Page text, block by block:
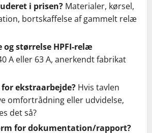
i prisen? Materialer, kørsel,
bortskaffelse af gammelt relæ
og størrelse HPFI-relæ
A eller 63 A, anerkendt fabrikat
ekstraarbejde? Hvis tavlen
omfortrådning eller udvidelse,
det så?
for dokumentation/rapport?